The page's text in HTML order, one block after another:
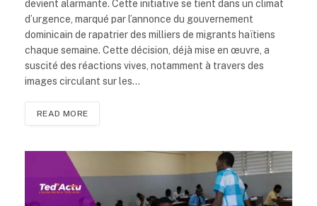
devient alarmante. Cette initiative se tient dans un climat
d’urgence, marqué par l’annonce du gouvernement
dominicain de rapatrier des milliers de migrants haïtiens
chaque semaine. Cette décision, déjà mise en œuvre, a
suscité des réactions vives, notamment à travers des
images circulant sur les…
READ MORE